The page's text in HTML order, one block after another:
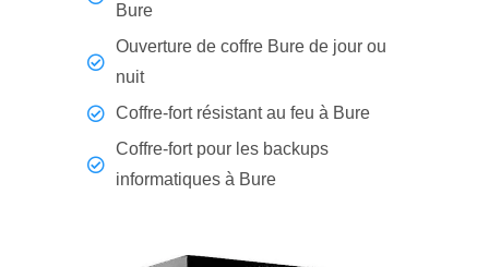
Bure
Ouverture de coffre Bure de jour ou
nuit
Coffre-fort résistant au feu à Bure
Coffre-fort pour les backups
informatiques à Bure